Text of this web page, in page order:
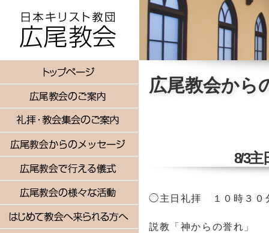
広尾教会から
8/3主
◯主日礼拝 １０時３０
説教「神からの誉れ」